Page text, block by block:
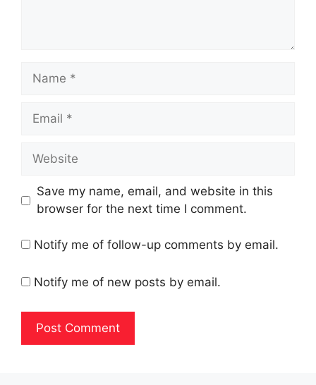
Name
Email
Website
Save my name, email, and website in this
browser for the next time I comment.
Notify me of follow-up comments by email.
Notify me of new posts by email.